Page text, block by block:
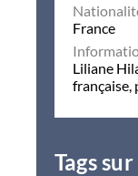
France
Liliane
française,
Tags